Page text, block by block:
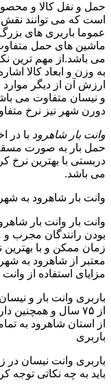
حمل و نقل کالا و
است که می توانند نقش
عموما باربری های
ماشین های حمل
می باشد.از مهم ترین
به وزن و ابعاد کالا
ارزش آن از دیگر
و نیسان متفاوت می
دورن شهر نیز نرخ
وانت بار شاهرود با در
حمل بار به صورت
دربستی با بهترین
می باشد.
وانت بار شاهرود به
وانت بار وانت بار
بودن رانندگان مجرب و
زمان ممکن و با بهترین
معتبر از شاهرود به
مزایای استفاده از
باربری وانت بار و
از ۷۵ سال و
از استان شاهرود به
باربری
باربری وانت نیسان در
باید به چه نکاتی توجه